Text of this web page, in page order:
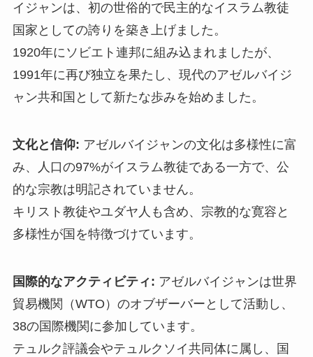
イジャンは、初の世俗的で民主的なイスラム教徒
国家としての誇りを築き上げました。
1920年にソビエト連邦に組み込まれましたが、
1991年に再び独立を果たし、現代のアゼルバイジ
ャン共和国として新たな歩みを始めました。
文化と信仰: アゼルバイジャンの文化は多様性に富
み、人口の97%がイスラム教徒である一方で、公
的な宗教は明記されていません。
キリスト教徒やユダヤ人も含め、宗教的な寛容と
多様性が国を特徴づけています。
国際的なアクティビティ: アゼルバイジャンは世界
貿易機関（WTO）のオブザーバーとして活動し、
38の国際機関に参加しています。
テュルク評議会やテュルクソイ共同体に属し、国